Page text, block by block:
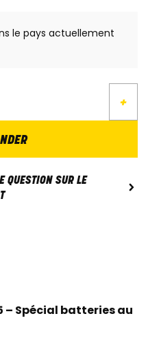
le pays actuellement
+
QUESTION SUR LE
– Spécial batteries au